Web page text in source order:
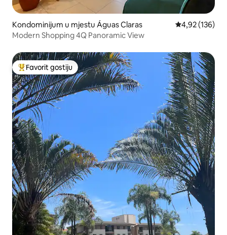
Kondominijum u mjestu Águas Claras prosječna
4,92 (136)
Modern Shopping 4Q Panoramic View
Glavni favorit gostiju
Favorit gostiju